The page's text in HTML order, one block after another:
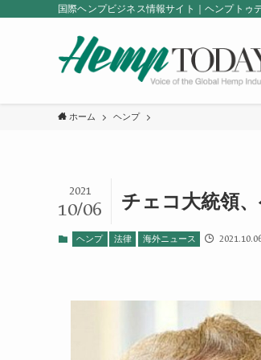
国際ヘンプビジネス情報サイト｜ヘンプトゥ
ホーム ヘンプ
チェコ大統領
2021
10/06
ヘンプ 法律 海外ニュース